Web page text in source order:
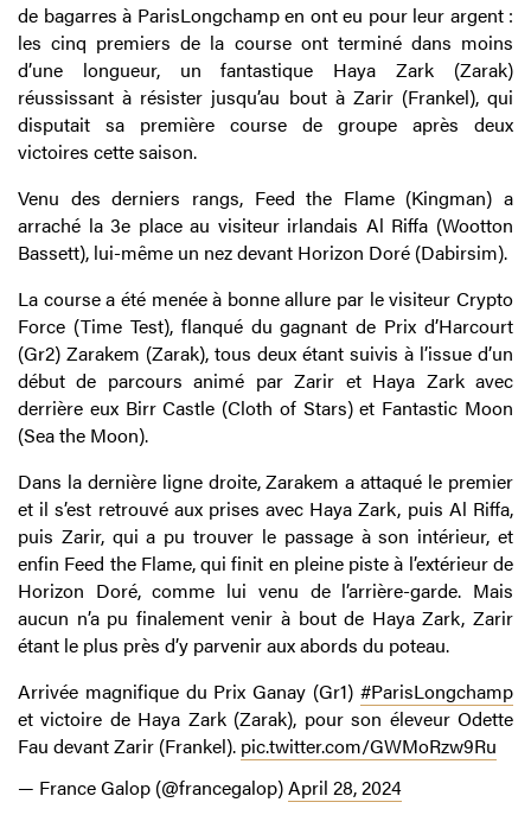
de bagarres à ParisLongchamp en ont eu pour leur argent :
les cinq premiers de la course ont terminé dans moins
d’une longueur, un fantastique Haya Zark (Zarak)
réussissant à résister jusqu’au bout à Zarir (Frankel), qui
disputait sa première course de groupe après deux
victoires cette saison.
Venu des derniers rangs, Feed the Flame (Kingman) a
arraché la 3e place au visiteur irlandais Al Riffa (Wootton
Bassett), lui-même un nez devant Horizon Doré (Dabirsim).
La course a été menée à bonne allure par le visiteur Crypto
Force (Time Test), flanqué du gagnant de Prix d’Harcourt
(Gr2) Zarakem (Zarak), tous deux étant suivis à l’issue d’un
début de parcours animé par Zarir et Haya Zark avec
derrière eux Birr Castle (Cloth of Stars) et Fantastic Moon
(Sea the Moon).
Dans la dernière ligne droite, Zarakem a attaqué le premier
et il s’est retrouvé aux prises avec Haya Zark, puis Al Riffa,
puis Zarir, qui a pu trouver le passage à son intérieur, et
enfin Feed the Flame, qui finit en pleine piste à l’extérieur de
Horizon Doré, comme lui venu de l’arrière-garde. Mais
aucun n’a pu finalement venir à bout de Haya Zark, Zarir
étant le plus près d’y parvenir aux abords du poteau.
Arrivée magnifique du Prix Ganay (Gr1) #ParisLongchamp
et victoire de Haya Zark (Zarak), pour son éleveur Odette
Fau devant Zarir (Frankel). pic.twitter.com/GWMoRzw9Ru
— France Galop (@francegalop)April 28, 2024